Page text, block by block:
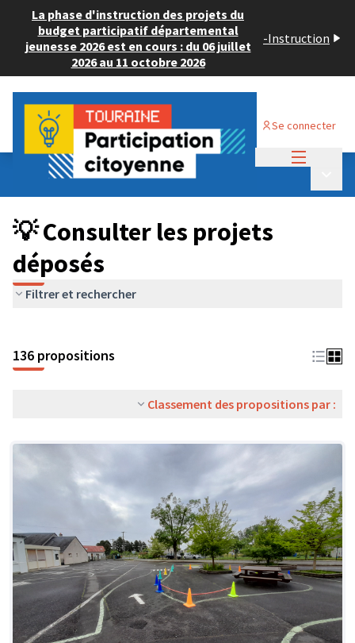
La phase d'instruction des projets du
budget participatif départemental
jeunesse 2026 est en cours : du 06 juillet
2026 au 11 octobre 2026
-Instruction
Se connecter
Budget Participatif JEUNESSE 2024
💡 Consulter les projets déposés
💡 Consulter les projets
déposés
Filtrer et rechercher
136 propositions
Classement des propositions par :